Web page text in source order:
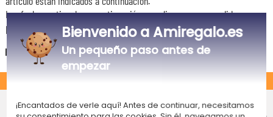
Las fechas estimadas a continuación se aplican para un pedido con
pago en tarjeta bancaria o PayPal.
España
Entrega económico en punto de
recogida
Bienvenido a Amiregalo.es
Un pequeño paso antes de
empezar
¡Encantados de verle aquí! Antes de continuar, necesitamos